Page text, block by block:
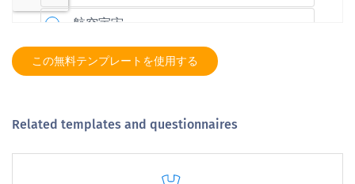
この無料テンプレートを使用する
Related templates and questionnaires